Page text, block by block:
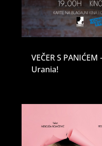
VEČER S
Urania!